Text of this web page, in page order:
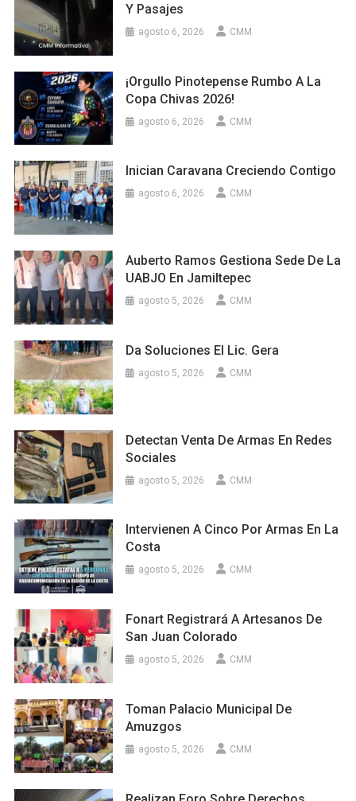
Y Pasajes
agosto 6, 2026 CMM
¡Orgullo Pinotepense Rumbo A La
Copa Chivas 2026!
agosto 6, 2026 CMM
Inician Caravana Creciendo Contigo
agosto 6, 2026 CMM
Auberto Ramos Gestiona Sede De La
UABJO En Jamiltepec
agosto 5, 2026 CMM
Da Soluciones El Lic. Gera
agosto 5, 2026 CMM
Detectan Venta De Armas En Redes
Sociales
agosto 5, 2026 CMM
Intervienen A Cinco Por Armas En La
Costa
agosto 5, 2026 CMM
Fonart Registrará A Artesanos De
San Juan Colorado
agosto 5, 2026 CMM
Toman Palacio Municipal De
Amuzgos
agosto 5, 2026 CMM